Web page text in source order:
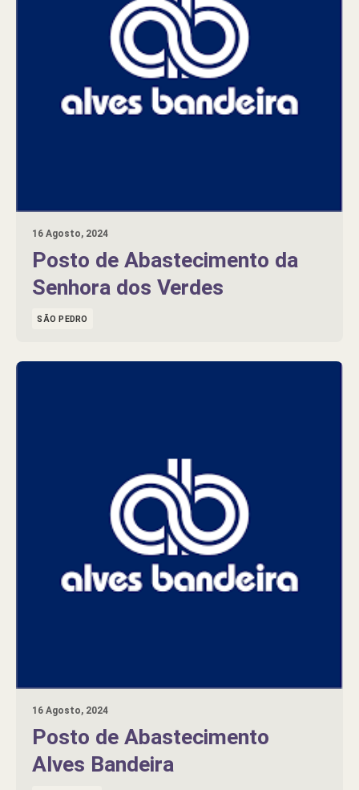
16 Agosto, 2024
Posto de Abastecimento da
Senhora dos Verdes
SÃO PEDRO
16 Agosto, 2024
Posto de Abastecimento
Alves Bandeira